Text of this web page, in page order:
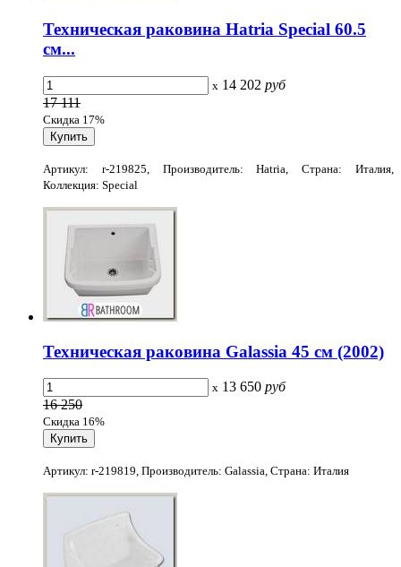
Техническая раковина Hatria Special 60.5
см...
x 14 202 руб
17 111
Скидка 17%
Артикул: r-219825, Производитель: Hatria, Страна: Италия,
Коллекция: Special
Техническая раковина Galassia 45 см (2002)
x 13 650 руб
16 250
Скидка 16%
Артикул: r-219819, Производитель: Galassia, Страна: Италия